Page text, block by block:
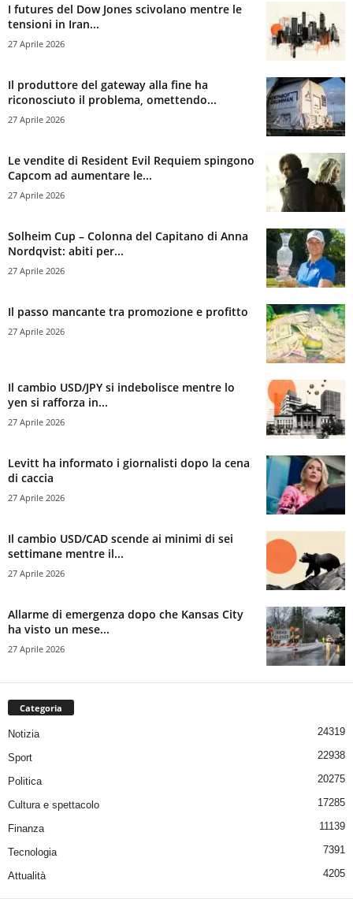
I futures del Dow Jones scivolano mentre le
tensioni in Iran...
27 Aprile 2026
Il produttore del gateway alla fine ha
riconosciuto il problema, omettendo...
27 Aprile 2026
Le vendite di Resident Evil Requiem spingono
Capcom ad aumentare le...
27 Aprile 2026
Solheim Cup – Colonna del Capitano di Anna
Nordqvist: abiti per...
27 Aprile 2026
Il passo mancante tra promozione e profitto
27 Aprile 2026
Il cambio USD/JPY si indebolisce mentre lo
yen si rafforza in...
27 Aprile 2026
Levitt ha informato i giornalisti dopo la cena
di caccia
27 Aprile 2026
Il cambio USD/CAD scende ai minimi di sei
settimane mentre il...
27 Aprile 2026
Allarme di emergenza dopo che Kansas City
ha visto un mese...
27 Aprile 2026
Categoria
Notizia 24319
Sport 22938
Politica 20275
Cultura e spettacolo 17285
Finanza 11139
Tecnologia 7391
Attualità 4205